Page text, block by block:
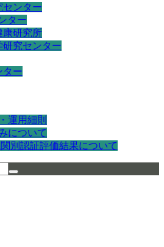
センター
ター
康研究所
研究センター
ター
運用細則
について
別認証評価結果について